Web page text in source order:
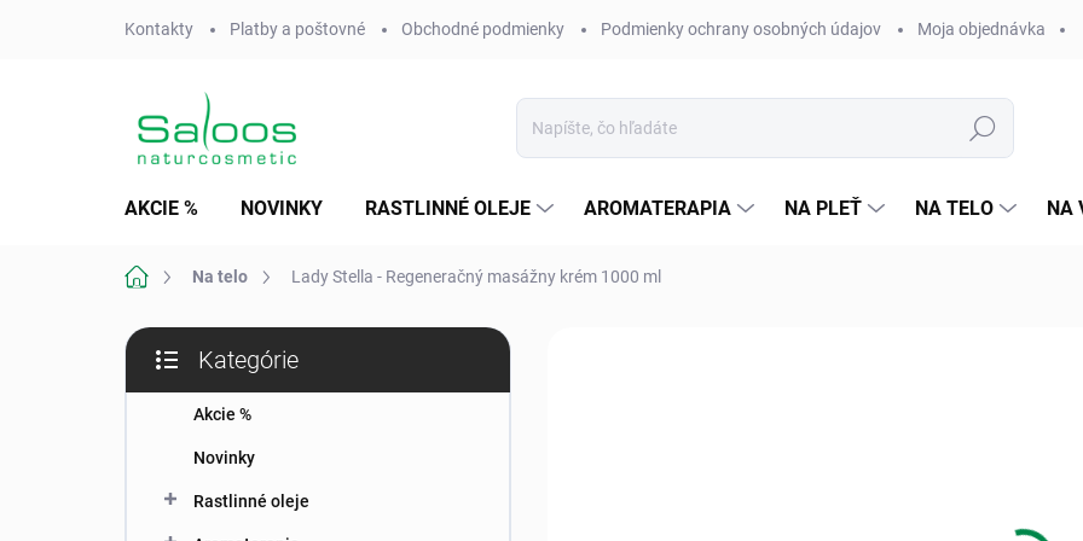
Kontakty Platby a poštovné Obchodné podmienky Podmienky ochrany osobných údajov Moja objednávka
Hľadať
AKCIE % NOVINKY RASTLINNÉ OLEJE AROMATERAPIA NA PLEŤ NA TELO NA
DomovNa telo Lady Stella - Regeneračný masážny krém 1000 ml
B
č
kategórie
Kategórie
Akcie %
Novinky
Rastlinné oleje